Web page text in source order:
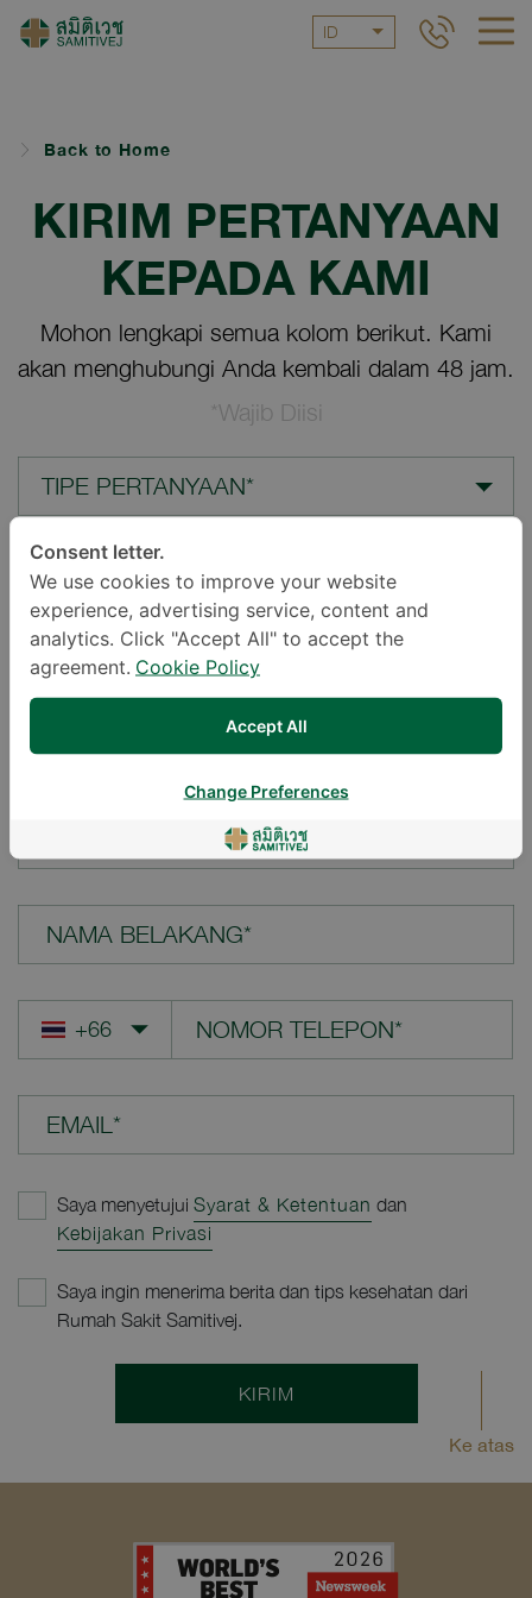
ID
Back to Home
KIRIM PERTANYAAN
KEPADA KAMI
Mohon lengkapi semua kolom berikut. Kami
akan menghubungi Anda kembali dalam 48 jam.
*Wajib Diisi
TIPE PERTANYAAN*
LOKASI*
PERTANYAAN ANDA*
NAMA BELAKANG*
EMAIL*
Saya menyetujui Syarat & Ketentuan dan
Kebijakan Privasi
Saya ingin menerima berita dan tips kesehatan dari
Rumah Sakit Samitivej.
KIRIM
Ke atas
Consent letter.
We use cookies to improve your website
experience, advertising service, content and
analytics. Click "Accept All" to accept the
agreement. Cookie Policy
Accept All
Change Preferences